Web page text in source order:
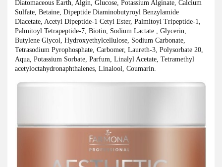
Diatomaceous Earth, Algin, Glucose, Potassium Alginate, Calcium
Sulfate, Betaine, Dipeptide Diaminobutyroyl Benzylamide
Diacetate, Acetyl Dipeptide-1 Cetyl Ester, Palmitoyl Tripeptide-1,
Palmitoyl Tetrapeptide-7, Biotin, Sodium Lactate , Glycerin,
Butylene Glycol, Hydroxyethylcellulose, Sodium Carbonate,
Tetrasodium Pyrophosphate, Carbomer, Laureth-3, Polysorbate 20,
Aqua, Potassium Sorbate, Parfum, Linalyl Acetate, Tetramethyl
acetyloctahydronaphthalenes, Linalool, Coumarin.